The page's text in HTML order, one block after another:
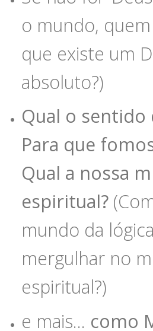
o mundo, quem
que existe um
absoluto?)
Qual o sentido
Para que
Qual a nossa
espiritual?
mundo da
mergulhar no
espiritual?)
e mais… como